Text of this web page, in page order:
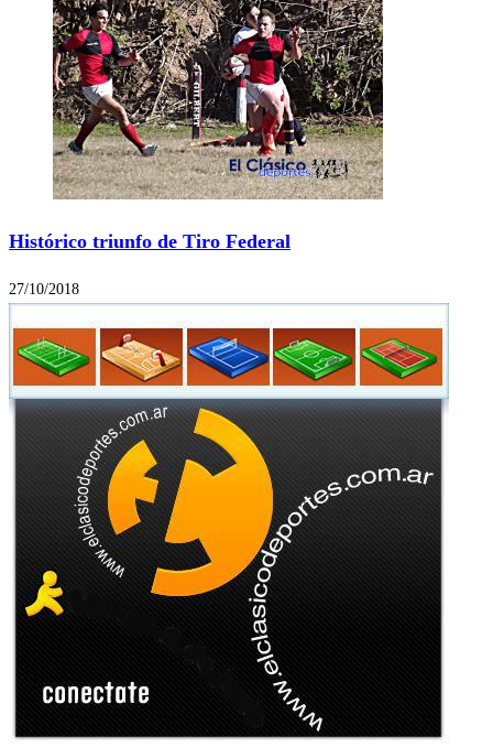
Histórico triunfo de Tiro Federal
27/10/2018